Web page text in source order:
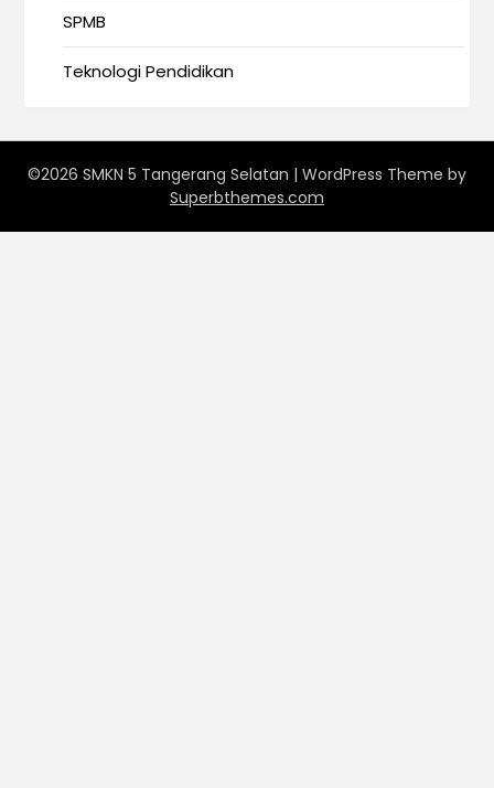
SPMB
Teknologi Pendidikan
©2026 SMKN 5 Tangerang Selatan | WordPress Theme by
Superbthemes.com